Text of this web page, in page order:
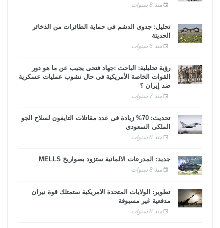
منذ 8 سنوات
تحليل: جدوى الدشم فى حماية الطائرات من الذخائر
الحديثة
منذ 6 سنوات
رؤية تحليلية: الباحث :جهاد فتحى يجيب عن ما هو دور
القوات الخاصة الأمريكية فى حال نشوب عمليات عسكرية
ضد إيران ؟
منذ 7 سنوات
تحديث: 70% زيادة فى عدد مقاتلات التايفون لسلاح الجو
الملكى السعودى
منذ 8 سنوات
جديد: المدرعات الألمانية ستزود بصواريخ MELLS
منذ 8 سنوات
تطوير: الولايات المتحدة الأمريكية ستمتلك قوة نيران
مدفعية غير مسبوقة
منذ 8 سنوات